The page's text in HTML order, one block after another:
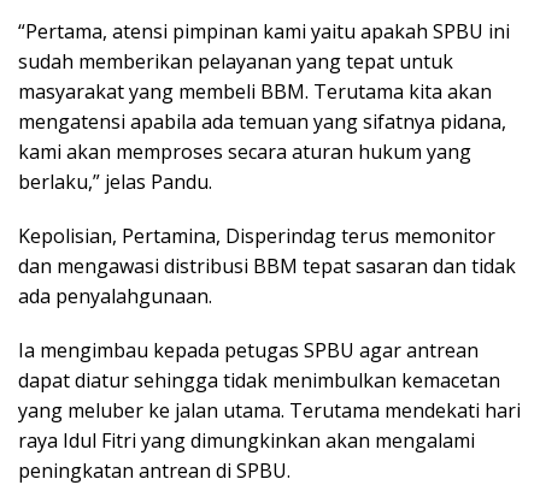
“Pertama, atensi pimpinan kami yaitu apakah SPBU ini
sudah memberikan pelayanan yang tepat untuk
masyarakat yang membeli BBM. Terutama kita akan
mengatensi apabila ada temuan yang sifatnya pidana,
kami akan memproses secara aturan hukum yang
berlaku,” jelas Pandu.
Kepolisian, Pertamina, Disperindag terus memonitor
dan mengawasi distribusi BBM tepat sasaran dan tidak
ada penyalahgunaan.
Ia mengimbau kepada petugas SPBU agar antrean
dapat diatur sehingga tidak menimbulkan kemacetan
yang meluber ke jalan utama. Terutama mendekati hari
raya Idul Fitri yang dimungkinkan akan mengalami
peningkatan antrean di SPBU.